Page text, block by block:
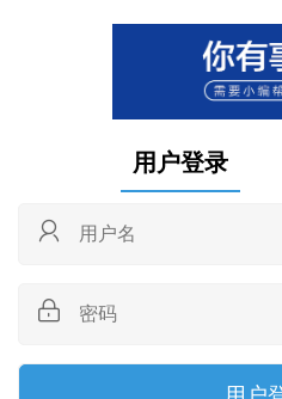
用户登录